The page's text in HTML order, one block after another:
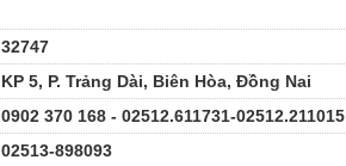
32747
KP 5, P. Trảng Dài, Biên Hòa, Đồng Nai
0902 370 168 - 02512.611731-02512.211015
02513-898093